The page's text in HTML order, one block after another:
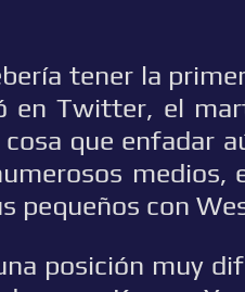
tener la
en Twitter, el
que enfadar
pequeños con
posición muy